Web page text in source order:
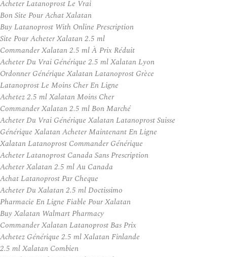
Acheter Latanoprost Le Vrai
Bon Site Pour Achat Xalatan
Buy Latanoprost With Online Prescription
Site Pour Acheter Xalatan 2.5 ml
Commander Xalatan 2.5 ml À Prix Réduit
Acheter Du Vrai Générique 2.5 ml Xalatan Lyon
Ordonner Générique Xalatan Latanoprost Grèce
Latanoprost Le Moins Cher En Ligne
Achetez 2.5 ml Xalatan Moins Cher
Commander Xalatan 2.5 ml Bon Marché
Acheter Du Vrai Générique Xalatan Latanoprost Suisse
Générique Xalatan Acheter Maintenant En Ligne
Xalatan Latanoprost Commander Générique
Acheter Latanoprost Canada Sans Prescription
Acheter Xalatan 2.5 ml Au Canada
Achat Latanoprost Par Cheque
Acheter Du Xalatan 2.5 ml Doctissimo
Pharmacie En Ligne Fiable Pour Xalatan
Buy Xalatan Walmart Pharmacy
Commander Xalatan Latanoprost Bas Prix
Achetez Générique 2.5 ml Xalatan Finlande
2.5 ml Xalatan Combien